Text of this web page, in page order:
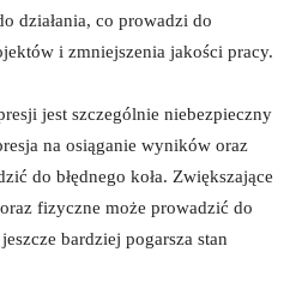
działania, co prowadzi do
i zmniejszenia jakości ‌pracy.
jest szczególnie niebezpieczny
na osiąganie wyników​ oraz
do błędnego​ koła.⁢ Zwiększające
fizyczne może prowadzić do
bardziej pogarsza stan